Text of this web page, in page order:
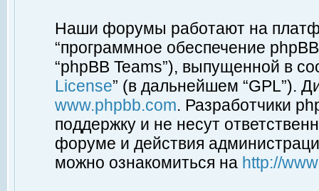
Наши форумы работают на
“программное обеспечение
“phpBB Teams”), выпущенной в
License” (в дальнейшем “GPL”).
www.phpbb.com. Разработчики
поддержку и не несут
форуме и действия
можно ознакомиться на http://